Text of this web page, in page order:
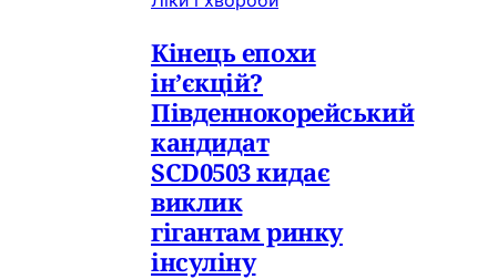
Кінець епохи
ін’єкцій?
Південнокорейський
кандидат
SCD0503 кидає
виклик
гігантам ринку
інсуліну